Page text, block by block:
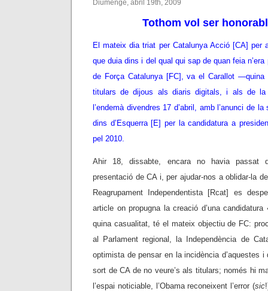
Diumenge, abril 19th, 2009
Tothom vol ser
El mateix dia triat per Catalunya Acció [CA] per
que duia dins i del qual qui sap de quan feia
de Força Catalunya [FC], va el Carallot
titulars de dijous als diaris digitals, i als de la
l’endemà divendres 17 d’abril, amb l’anunci de
dins d’Esquerra [E] per la candidatura a
pel 2010.
Ahir 18, dissabte, encara no havia passat
presentació de CA i, per ajudar-nos a oblidar-la
Reagrupament Independentista [Rcat] es
article on propugna la creació d’una candidatura
quina casualitat, té el mateix objectiu de FC:
al Parlament regional, la Independència de
optimista de pensar en la incidència d’aquestes
sort de CA de no veure’s als titulars; només hi
l’espai noticiable, l’Obama reconeixent l’error (sic